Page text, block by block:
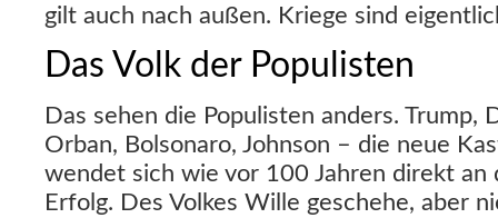
gilt auch nach außen. Kriege sind
Das Volk der Populisten
Das sehen die Populisten anders. Trump,
Orban, Bolsonaro, Johnson – die neue
wendet sich wie vor 100 Jahren direkt an
Erfolg. Des Volkes Wille geschehe, aber